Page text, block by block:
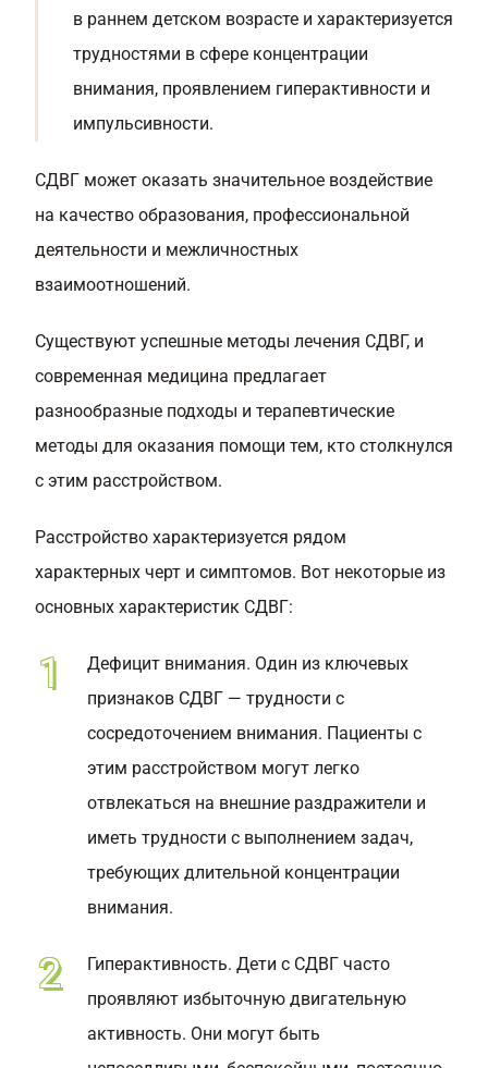
в раннем детском возрасте и характеризуется
трудностями в сфере концентрации
внимания, проявлением гиперактивности и
импульсивности.
СДВГ может оказать значительное воздействие
на качество образования, профессиональной
деятельности и межличностных
взаимоотношений.
Существуют успешные методы лечения СДВГ, и
современная медицина предлагает
разнообразные подходы и терапевтические
методы для оказания помощи тем, кто столкнулся
с этим расстройством.
Расстройство характеризуется рядом
характерных черт и симптомов. Вот некоторые из
основных характеристик СДВГ:
Дефицит внимания. Один из ключевых
признаков СДВГ — трудности с
сосредоточением внимания. Пациенты с
этим расстройством могут легко
отвлекаться на внешние раздражители и
иметь трудности с выполнением задач,
требующих длительной концентрации
внимания.
Гиперактивность. Дети с СДВГ часто
проявляют избыточную двигательную
активность. Они могут быть